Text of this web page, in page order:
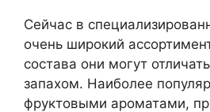
Сейчас в
очень широкий
состава они могут
запахом. Наиболее
фруктовыми ароматами,